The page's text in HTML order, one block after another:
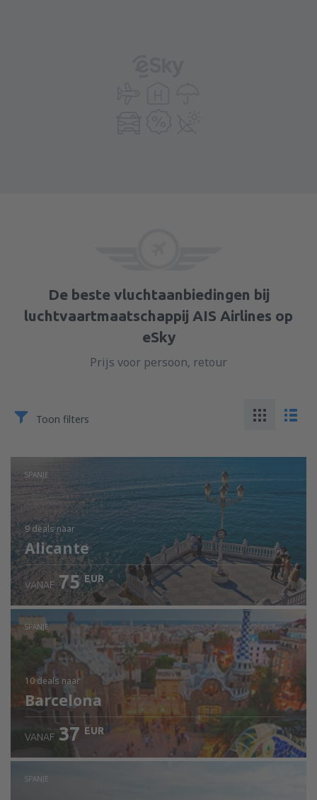
De beste vluchtaanbiedingen bij
luchtvaartmaatschappij AIS Airlines op
eSky
Prijs voor persoon, retour
Toon filters
SPANJE
9 dealsnaar
Alicante
VANAF 75 EUR
SPANJE
10 deals naar
Barcelona
VANAF 37 EUR
SPANJE